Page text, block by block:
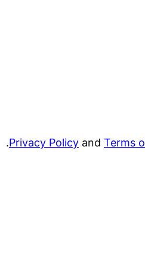
Privacy Policy and Terms
.